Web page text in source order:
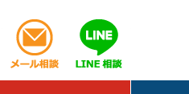
0120-946-684 メール相談はこ